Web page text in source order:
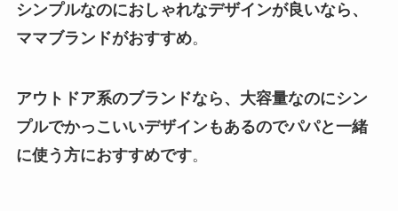
シンプルなのにおしゃれなデザインが良いなら、
ママブランドがおすすめ。
アウトドア系のブランドなら、大容量なのにシン
プルでかっこいいデザインもあるのでパパと一緒
に使う方におすすめです。